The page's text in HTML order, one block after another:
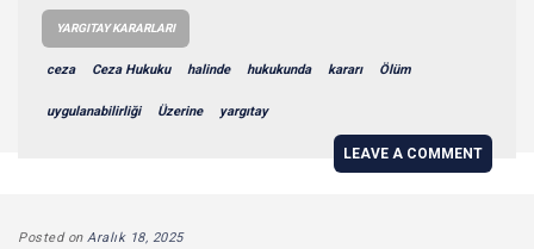
YARGITAY KARARLARI
ceza Ceza Hukuku halinde hukukunda kararı Ölüm
uygulanabilirliği Üzerine yargıtay
LEAVE A COMMENT
Posted on Aralık 18, 2025